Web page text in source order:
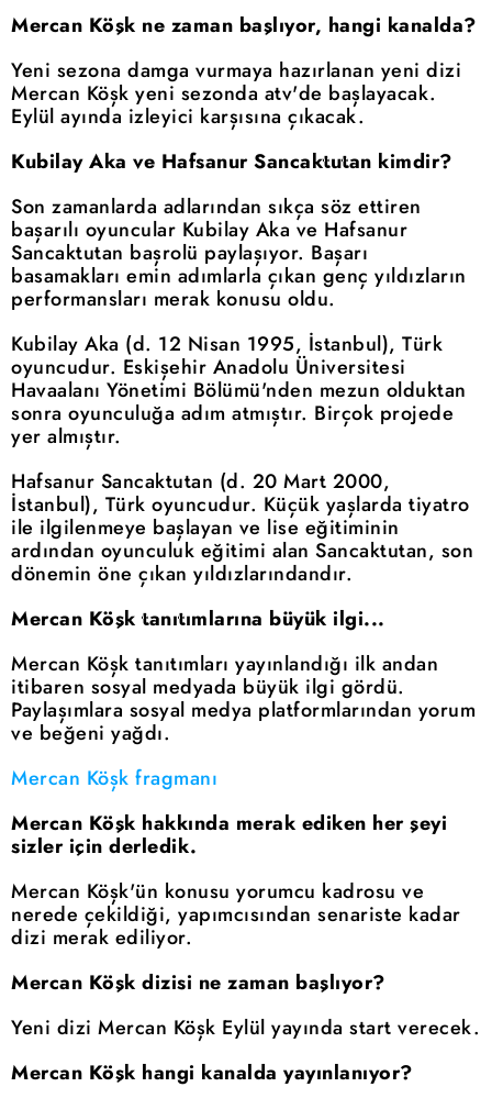
Mercan Köşk ne zaman başlıyor, hangi kanalda?
Yeni sezona damga vurmaya hazırlanan yeni dizi
Mercan Köşk yeni sezonda atv'de başlayacak.
Eylül ayında izleyici karşısına çıkacak.
Kubilay Aka ve Hafsanur Sancaktutan kimdir?
Son zamanlarda adlarından sıkça söz ettiren
başarılı oyuncular Kubilay Aka ve Hafsanur
Sancaktutan başrolü paylaşıyor. Başarı
basamakları emin adımlarla çıkan genç yıldızların
performansları merak konusu oldu.
Kubilay Aka (d. 12 Nisan 1995, İstanbul), Türk
oyuncudur. Eskişehir Anadolu Üniversitesi
Havaalanı Yönetimi Bölümü'nden mezun olduktan
sonra oyunculuğa adım atmıştır. Birçok projede
yer almıştır.
Hafsanur Sancaktutan (d. 20 Mart 2000,
İstanbul), Türk oyuncudur. Küçük yaşlarda tiyatro
ile ilgilenmeye başlayan ve lise eğitiminin
ardından oyunculuk eğitimi alan Sancaktutan, son
dönemin öne çıkan yıldızlarındandır.
Mercan Köşk tanıtımlarına büyük ilgi...
Mercan Köşk tanıtımları yayınlandığı ilk andan
itibaren sosyal medyada büyük ilgi gördü.
Paylaşımlara sosyal medya platformlarından yorum
ve beğeni yağdı.
Mercan Köşk fragmanı
Mercan Köşk hakkında merak ediken her şeyi
sizler için derledik.
Mercan Köşk'ün konusu yorumcu kadrosu ve
nerede çekildiği, yapımcısından senariste kadar
dizi merak ediliyor.
Mercan Köşk dizisi ne zaman başlıyor?
Yeni dizi Mercan Köşk Eylül yayında start verecek.
Mercan Köşk hangi kanalda yayınlanıyor?